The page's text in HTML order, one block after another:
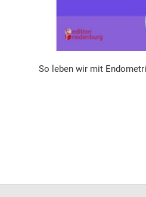
So leben wir mit